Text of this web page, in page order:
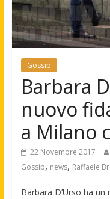
Gossip
Barbara
nuovo
a Milano
22 Novembre 2017
Gossip, news, Raffaele
Barbara D’Urso ha